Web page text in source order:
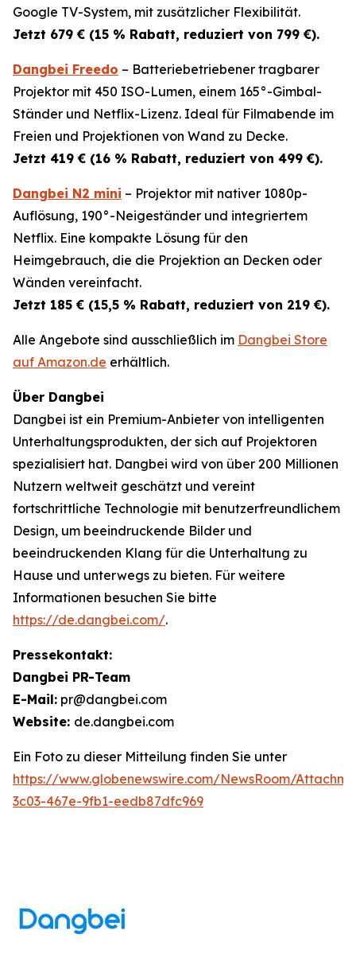
Google TV-System, mit zusätzlicher Flexibilität.
Jetzt 679 € (15 % Rabatt, reduziert von 799 €).
Dangbei Freedo – Batteriebetriebener tragbarer
Projektor mit 450 ISO-Lumen, einem 165°-Gimbal-
Ständer und Netflix-Lizenz. Ideal für Filmabende im
Freien und Projektionen von Wand zu Decke.
Jetzt 419 € (16 % Rabatt, reduziert von 499 €).
Dangbei N2 mini – Projektor mit nativer 1080p-
Auflösung, 190°-Neigeständer und integriertem
Netflix. Eine kompakte Lösung für den
Heimgebrauch, die die Projektion an Decken oder
Wänden vereinfacht.
Jetzt 185 € (15,5 % Rabatt, reduziert von 219 €).
Alle Angebote sind ausschließlich im Dangbei Store
auf Amazon.de erhältlich.
Über Dangbei
Dangbei ist ein Premium-Anbieter von intelligenten
Unterhaltungsprodukten, der sich auf Projektoren
spezialisiert hat. Dangbei wird von über 200 Millionen
Nutzern weltweit geschätzt und vereint
fortschrittliche Technologie mit benutzerfreundlichem
Design, um beeindruckende Bilder und
beeindruckenden Klang für die Unterhaltung zu
Hause und unterwegs zu bieten. Für weitere
Informationen besuchen Sie bitte
https://de.dangbei.com/.
Pressekontakt:
Dangbei PR-Team
E-Mail: pr@dangbei.com
Website: de.dangbei.com
Ein Foto zu dieser Mitteilung finden Sie unter
https://www.globenewswire.com/NewsRoom/
3c03-467e-9fb1-eedb87dfc969